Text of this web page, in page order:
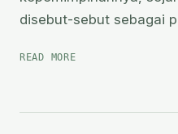
disebut-sebut sebagai
READ MORESIAPA